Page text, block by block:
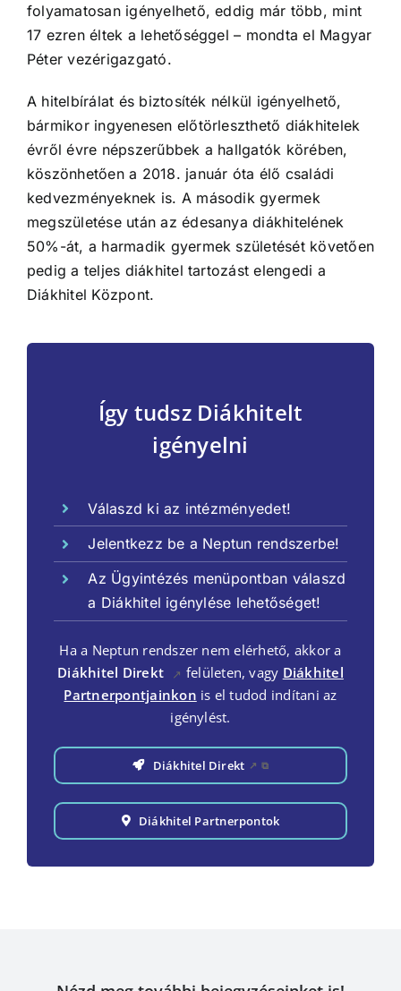
folyamatosan igényelhető, eddig már több, mint
17 ezren éltek a lehetőséggel – mondta el Magyar
Péter vezérigazgató.
A hitelbírálat és biztosíték nélkül igényelhető,
bármikor ingyenesen előtörleszthető diákhitelek
évről évre népszerűbbek a hallgatók körében,
köszönhetően a 2018. január óta élő családi
kedvezményeknek is. A második gyermek
megszületése után az édesanya diákhitelének
50%-át, a harmadik gyermek születését követően
pedig a teljes diákhitel tartozást elengedi a
Diákhitel Központ.
Így tudsz Diákhitelt
igényelni
Válaszd ki az intézményedet!
Jelentkezz be a Neptun rendszerbe!
Az Ügyintézés menüpontban válaszd
a Diákhitel igénylése lehetőséget!
Ha a Neptun rendszer nem elérhető, akkor a
Diákhitel Direkt
↗ felületen, vagy Diákhitel
Partnerpontjainkon is el tudod indítani az
igénylést.
Diákhitel Direkt ↗ ⧉
Diákhitel Partnerpontok